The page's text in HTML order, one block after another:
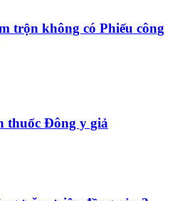
trộn không có Phiếu công
thuốc Đông y giả